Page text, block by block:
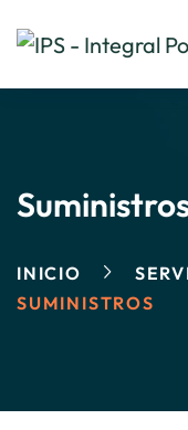
INICIO
SUMINISTROS